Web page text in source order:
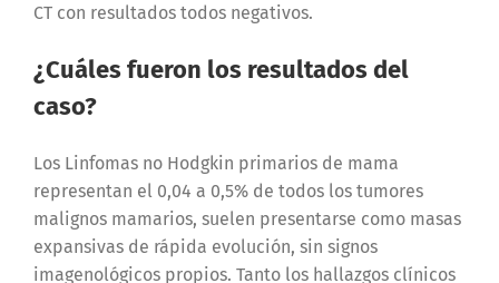
CT con resultados todos negativos.
¿Cuáles fueron los resultados del
caso?
Los Linfomas no Hodgkin primarios de mama
representan el 0,04 a 0,5% de todos los tumores
malignos mamarios, suelen presentarse como masas
expansivas de rápida evolución, sin signos
imagenológicos propios. Tanto los hallazgos clínicos